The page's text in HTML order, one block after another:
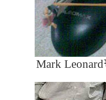
Mark